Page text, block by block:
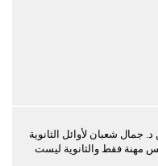
جمال شعبان لأوائل الثانوية
مهنة فقط والثانوية ليست